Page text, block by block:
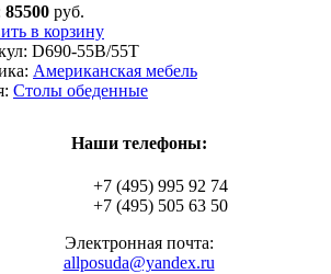
85500 руб.
в корзину
D690-55B/55T
Американская мебель
Столы обеденные
Наши телефоны:
+7 (495) 995 92 74
+7 (495) 505 63 50
Электронная почта:
allposuda@yandex.ru